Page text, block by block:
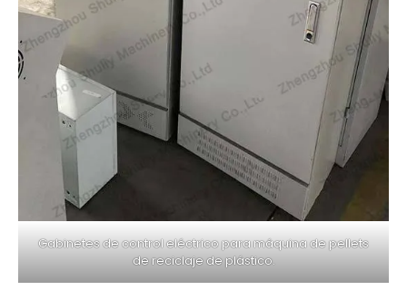
Gabinetes de control eléctrico para máquina de pellets
de reciclaje de plástico.